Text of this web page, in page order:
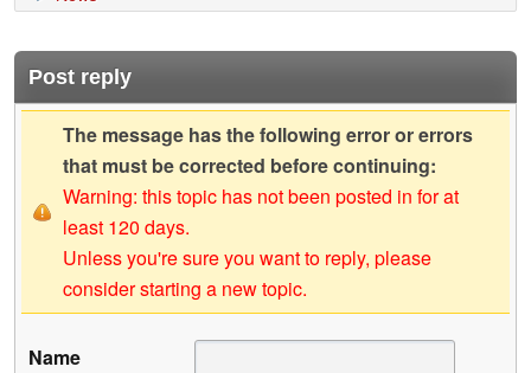
Post reply
The message has the following error or errors
that must be corrected before continuing:
Warning: this topic has not been posted in for at
least 120 days.
Unless you're sure you want to reply, please
consider starting a new topic.
Name